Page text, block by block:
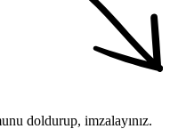
doldurup, imzalayınız.